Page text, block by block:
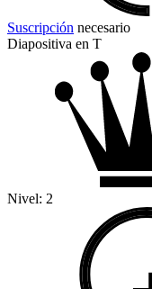
Suscripción necesario
Diapositiva en T
Nivel: 2